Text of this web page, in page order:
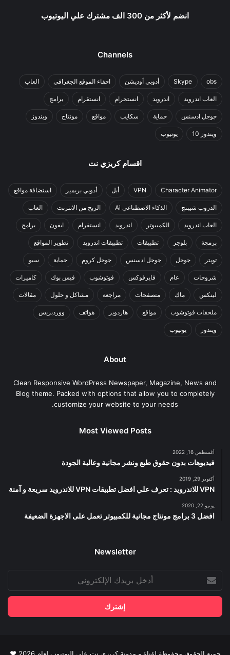
انضم لأكثر من 300 الف مشترك علي اليوتيوب
Channels
obs
Skype أدوبي أوديشن اخفاء الموقع الجغرافي العاب
العاب اندرويد اندرويد انستجرام انستقرام برامج
جوجل ادسنس حماية سكايب مواقع مونتاج ويندوز
ويندوز 10 يوتيوب
اقسام كريزي نت
Character Animator
VPN أبل أدوبي بريمير استضافة مواقع
الدروب شيبنج الذكاء الاصطناعي Ai الربح من الانترنت العاب
العاب اندرويد الكمبيوتر اندرويد انستقرام ايفون برامج
برمجة بلوجر تطبيقات تطبيقات اندرويد تطوير المواقع
تويتر جوجل جوجل ادسنس جوجل كروم حماية سيو
شروحات عام فايرفوكس فوتوشوب فيس بوك كاميرات
لينكس ماك متصفحات مراجعة مشاكل و حلول مقالات
ملحقات فوتوشوب مواقع هاردوير هواتف ووردبريس
ويندوز يوتيوب
About
Clean Responsive WordPress Newspaper, Magazine, News and
Blog theme. Packed with options that allow you to completely
customize your website to your needs.
Most Viewed Posts
أغسطس 16, 2022
فيديوهات بدون حقوق طبع ونشر مجانية وعالية الجودة
أكتوبر 29, 2019
VPN للاندرويد : تعرف علي افضل تطبيقات VPN للاندرويد سريعة و آمنة
يونيو 22, 2020
افضل 3 برامج مونتاج مجانية للكمبيوتر تعمل على الاجهزة الضعيفة
Newsletter
بريدك
الإلكتروني
جميع الحقوق محفوظة لقناة و مدونة كريزي نت علي اليوتيوب لعام 2026 ♥